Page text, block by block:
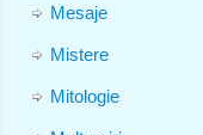
Mesaje
Mistere
Mitologie